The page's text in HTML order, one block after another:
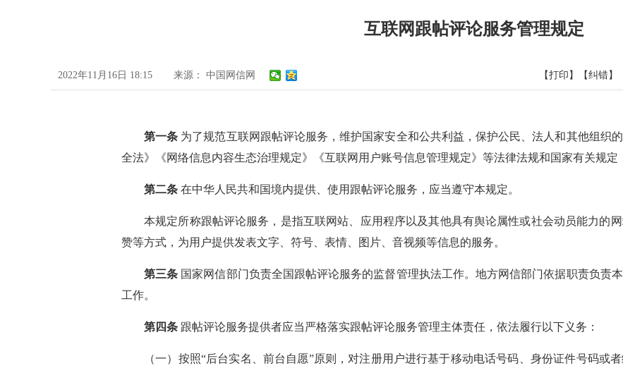
互联网跟帖评论服务管理规定
2022年11月16日 18:15 来源： 中国网信网 【打印】 【纠错】
第一条 为了规范互联网跟帖评论服务，维护国家安全和公共利益，保护公民、法人和其他组织
全法》《网络信息内容生态治理规定》《互联网用户账号信息管理规定》等法律法规和国家有关规定
第二条 在中华人民共和国境内提供、使用跟帖评论服务，应当遵守本规定。
本规定所称跟帖评论服务，是指互联网站、应用程序以及其他具有舆论属性或社会动员能力的
赞等方式，为用户提供发表文字、符号、表情、图片、音视频等信息的服务。
第三条 国家网信部门负责全国跟帖评论服务的监督管理执法工作。地方网信部门依据职责负责
工作。
第四条 跟帖评论服务提供者应当严格落实跟帖评论服务管理主体责任，依法履行以下义务：
（一）按照“后台实名、前台自愿”原则，对注册用户进行基于移动电话号码、身份证件号码或